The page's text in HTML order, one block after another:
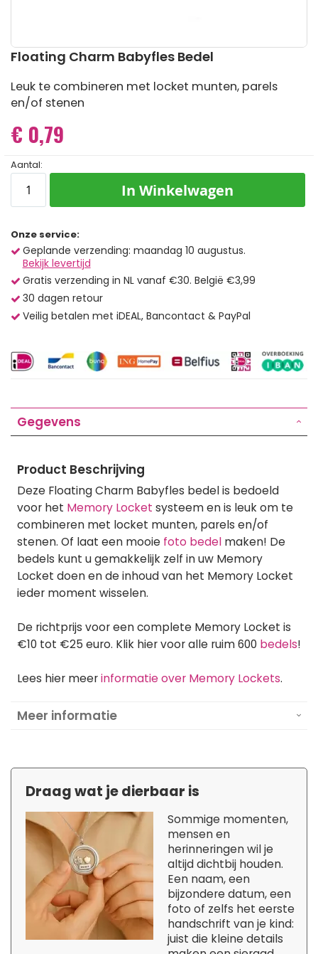
Ga
het
begin
van
afbeeldingen-
gallerij
Floating Charm Babyfles Bedel
Leuk te combineren met locket munten, parels
en/of stenen
€ 0,79
Aantal:
In Winkelwagen
Onze service:
Geplande verzending: maandag 10 augustus.
Bekijk levertijd
Gratis verzending in NL vanaf €30. België €3,99
30 dagen retour
Veilig betalen met iDEAL, Bancontact & PayPal
Gegevens
Product Beschrijving
Deze Floating Charm Babyfles bedel is bedoeld
voor het Memory Locket systeem en is leuk om te
combineren met locket munten, parels en/of
stenen. Of laat een mooie foto bedel maken! De
bedels kunt u gemakkelijk zelf in uw Memory
Locket doen en de inhoud van het Memory Locket
ieder moment wisselen.
De richtprijs voor een complete Memory Locket is
€10 tot €25 euro. Klik hier voor alle ruim 600 bedels!
Lees hier meerinformatie over Memory Lockets.
Meer informatie
Draag wat je dierbaar is
Sommige momenten,
mensen en
herinneringen wil je
altijd dichtbij houden.
Een naam, een
bijzondere datum, een
foto of zelfs het eerste
handschrift van je kind:
juist die kleine details